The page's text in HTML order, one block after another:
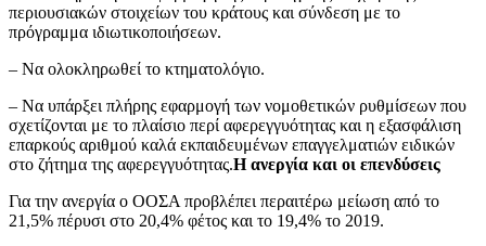
περιουσιακών στοιχείων του κράτους και σύνδεση με το
πρόγραμμα ιδιωτικοποιήσεων.
– Να ολοκληρωθεί το κτηματολόγιο.
– Να υπάρξει πλήρης εφαρμογή των νομοθετικών ρυθμίσεων που
σχετίζονται με το πλαίσιο περί αφερεγγυότητας και η εξασφάλιση
επαρκούς αριθμού καλά εκπαιδευμένων επαγγελματιών ειδικών
στο ζήτημα της αφερεγγυότητας.Η ανεργία και οι επενδύσεις
Για την ανεργία ο ΟΟΣΑ προβλέπει περαιτέρω μείωση από το
21,5% πέρυσι στο 20,4% φέτος και το 19,4% το 2019.